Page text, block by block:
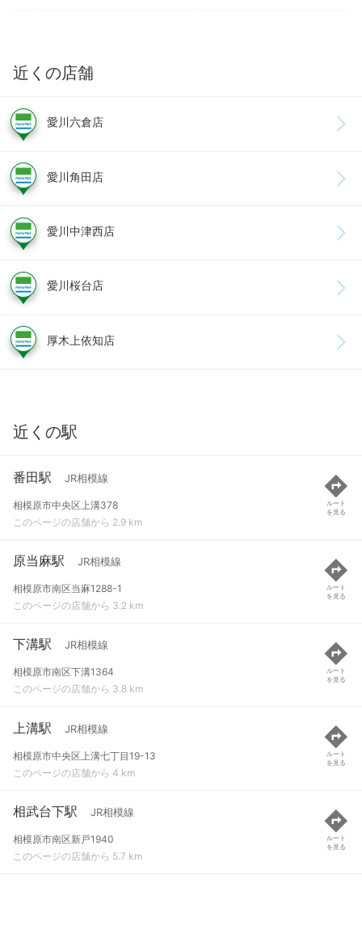
近くの店舗
愛川六倉店
愛川角田店
愛川中津西店
愛川桜台店
厚木上依知店
近くの駅
番田駅 JR相模線
相模原市中央区上溝378
このページの店舗から 2.9 km
ルート
を見る
原当麻駅 JR相模線
相模原市南区当麻1288-1
このページの店舗から 3.2 km
ルート
を見る
下溝駅 JR相模線
相模原市南区下溝1364
このページの店舗から 3.8 km
ルート
を見る
上溝駅 JR相模線
相模原市中央区上溝七丁目19-13
このページの店舗から 4 km
ルート
を見る
相武台下駅 JR相模線
相模原市南区新戸1940
このページの店舗から 5.7 km
ルート
を見る